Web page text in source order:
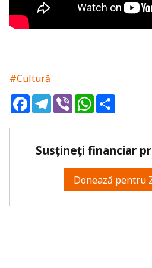
#Cultură
FacebookTelegram
ViberWhatsApp
Susțineți financiar
Donează pentru